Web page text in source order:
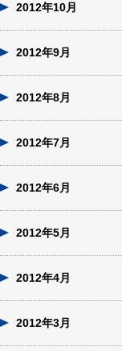
2012年10月
2012年9月
2012年8月
2012年7月
2012年6月
2012年5月
2012年4月
2012年3月